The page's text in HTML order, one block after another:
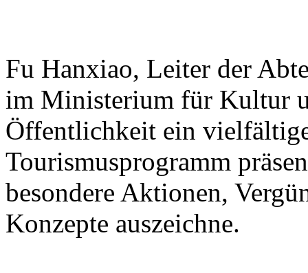
Fu Hanxiao, Leiter der
im Ministerium für Kultur
Öffentlichkeit ein
Tourismusprogramm
besondere Aktionen,
Konzepte auszeichne.